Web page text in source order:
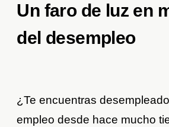
Un faro de luz en
del desempleo
¿Te encuentras
empleo desde hace mucho